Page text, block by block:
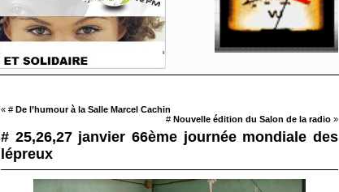
« # De l’humour à la Salle Marcel Cachin
# Nouvelle édition du Salon de la radio »
# 25,26,27 janvier 66ème journée mondiale des
lépreux